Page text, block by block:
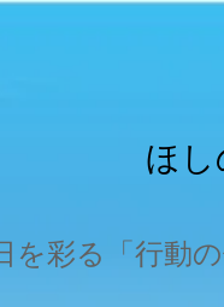
ほし
を彩る「行動